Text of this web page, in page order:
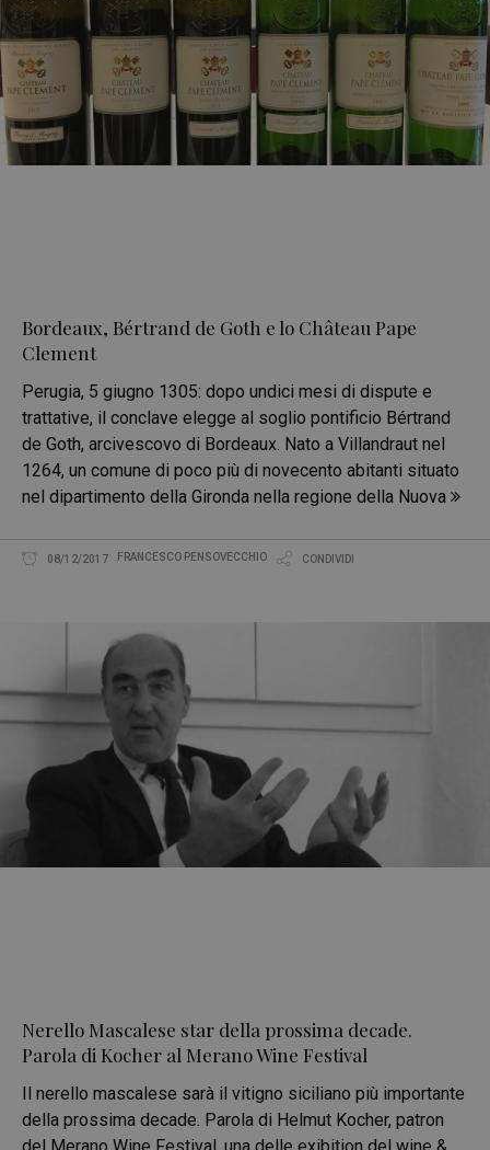
Bordeaux, Bértrand de Goth e lo Château Pape
Clement
Perugia, 5 giugno 1305: dopo undici mesi di dispute e
trattative, il conclave elegge al soglio pontificio Bértrand
de Goth, arcivescovo di Bordeaux. Nato a Villandraut nel
1264, un comune di poco più di novecento abitanti situato
nel dipartimento della Gironda nella regione della Nuova
08/12/2017 FRANCESCO PENSOVECCHIO CONDIVIDI
Nerello Mascalese star della prossima decade.
Parola di Kocher al Merano Wine Festival
Il nerello mascalese sarà il vitigno siciliano più importante
della prossima decade. Parola di Helmut Kocher, patron